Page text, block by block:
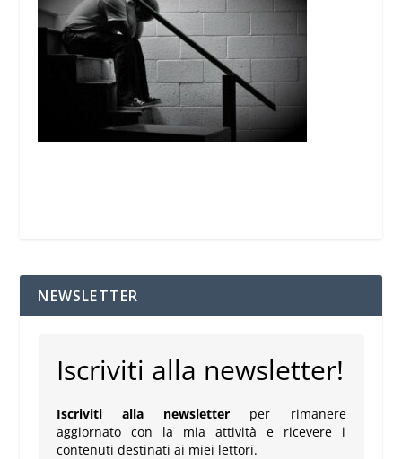
NEWSLETTER
Iscriviti alla newsletter!
Iscriviti alla newsletter per rimanere
aggiornato con la mia attività e ricevere i
contenuti destinati ai miei lettori.